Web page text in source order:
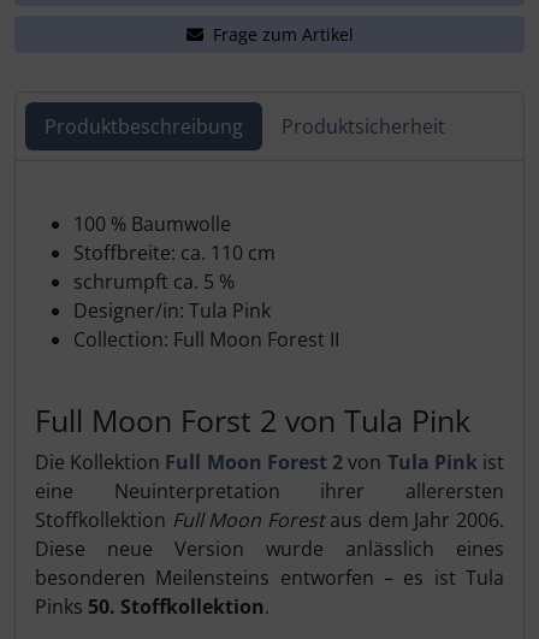
Frage zum Artikel
Produktbeschreibung Produktsicherheit
100 % Baumwolle
Stoffbreite: ca. 110 cm
schrumpft ca. 5 %
Designer/in: Tula Pink
Collection: Full Moon Forest II
Full Moon Forst 2 von Tula Pink
Die Kollektion Full Moon Forest 2von Tula Pinkist
eine Neuinterpretation ihrer allerersten
Stoffkollektion Full Moon Forestaus dem Jahr 2006.
Diese neue Version wurde anlässlich eines
besonderen Meilensteins entworfen – es ist Tula
Pinks 50. Stoffkollektion.